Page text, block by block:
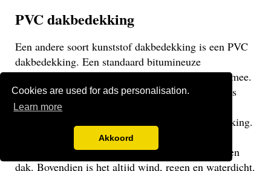
Cookies are used for ads personalisation.
Learn more
Akkoord
PVC dakbedekking
Een andere soort kunststof dakbedekking is een PVC
dakbedekking. Een standaard bitumineuze
dakbedekking gaat veelal niet langer dan 15 jaar mee.
Een EPDM of PVC dak gaat veel langer mee en is
daarom een stuk duurzamer. Een PVC dak heeft
dezelfde eigenschappen als een EPDM dakbedekking.
Het gaat weliswaar iets minder lang mee dan een
EPDM dak, maar uiteraard langer dan een bitumen
dak. Bovendien is het altijd wind, regen en waterdicht.